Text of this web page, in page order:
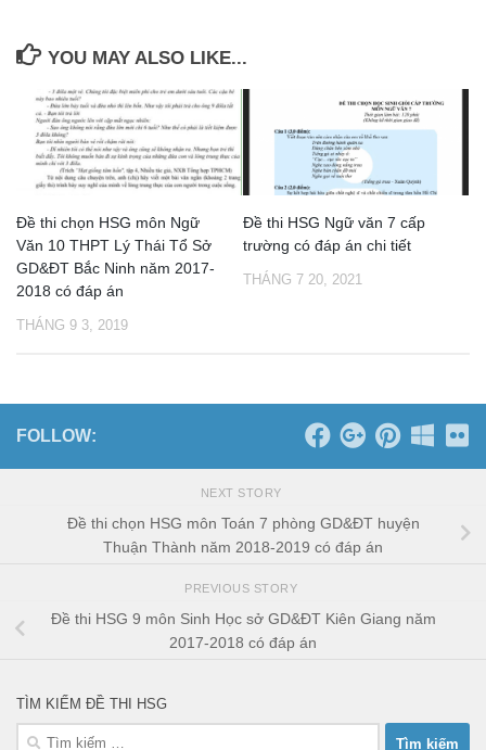
YOU MAY ALSO LIKE...
Đề thi chọn HSG môn Ngữ
Văn 10 THPT Lý Thái Tổ Sở
GD&ĐT Bắc Ninh năm 2017-
2018 có đáp án
THÁNG 9 3, 2019
Đề thi HSG Ngữ văn 7 cấp
trường có đáp án chi tiết
THÁNG 7 20, 2021
FOLLOW:
NEXT STORY
Đề thi chọn HSG môn Toán 7 phòng GD&ĐT huyện
Thuận Thành năm 2018-2019 có đáp án
PREVIOUS STORY
Đề thi HSG 9 môn Sinh Học sở GD&ĐT Kiên Giang năm
2017-2018 có đáp án
TÌM KIẾM ĐỀ THI HSG
Tìm